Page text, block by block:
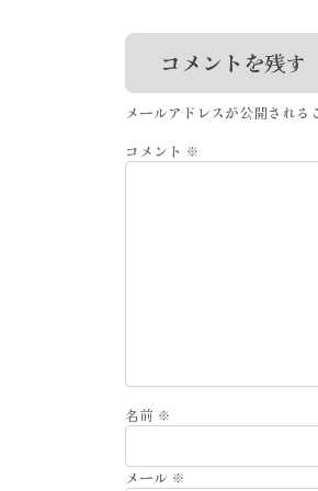
コメントを残す
メールアドレスが公開される
コメント ※
名前 ※
メール ※